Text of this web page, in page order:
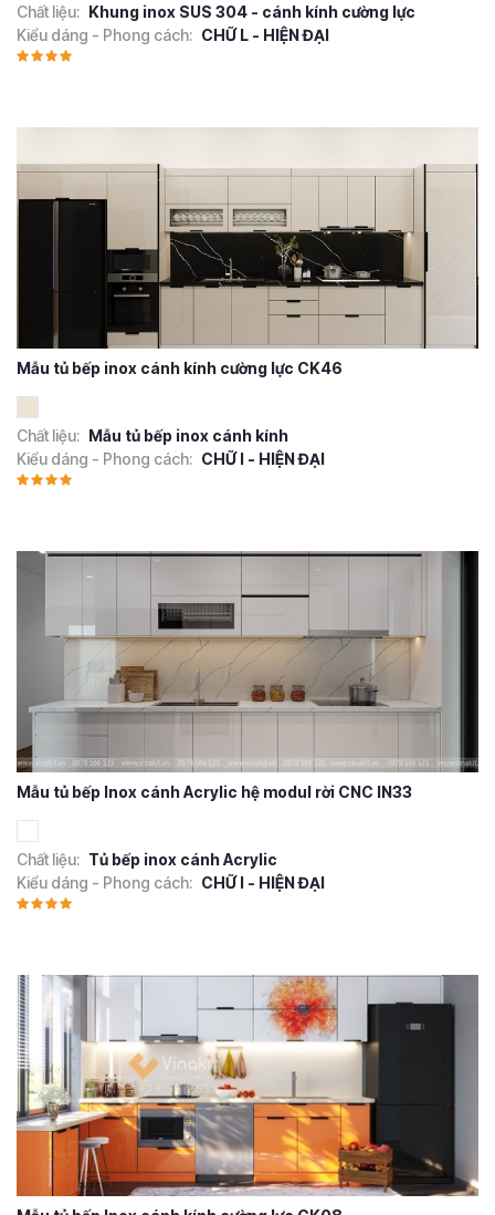
Chất liệu: Khung inox SUS 304 - cánh kính cường lực
Kiểu dáng - Phong cách: CHỮ L - HIỆN ĐẠI
Mẫu tủ bếp inox cánh kính cường lực CK46
Chất liệu: Mẫu tủ bếp inox cánh kính
Kiểu dáng - Phong cách: CHỮ I - HIỆN ĐẠI
Mẫu tủ bếp Inox cánh Acrylic hệ modul rời CNC IN33
Chất liệu: Tủ bếp inox cánh Acrylic
Kiểu dáng - Phong cách: CHỮ I - HIỆN ĐẠI